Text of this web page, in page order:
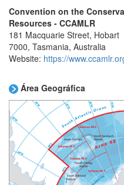
Convention on the
Resources - CCAMLR
181 Macquarie Street, Hobart
7000, Tasmania, Australia
Website: https://
Área Geográfica